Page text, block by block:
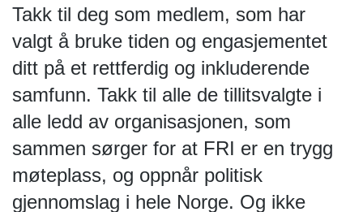
Takk til deg som medlem, som har
valgt å bruke tiden og engasjementet
ditt på et rettferdig og inkluderende
samfunn. Takk til alle de tillitsvalgte i
alle ledd av organisasjonen, som
sammen sørger for at FRI er en trygg
møteplass, og oppnår politisk
gjennomslag i hele Norge. Og ikke